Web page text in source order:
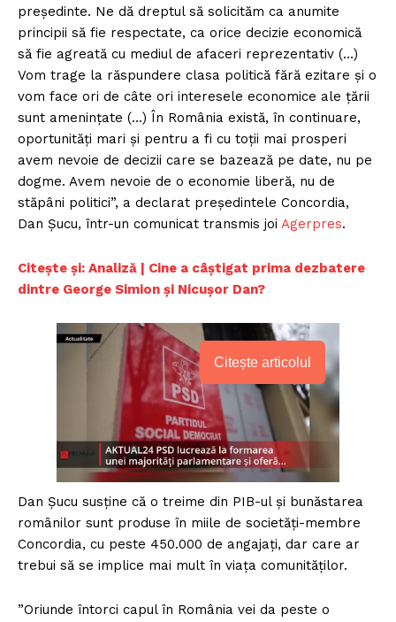
președinte. Ne dă dreptul să solicităm ca anumite
principii să fie respectate, ca orice decizie economică
să fie agreată cu mediul de afaceri reprezentativ (…)
Vom trage la răspundere clasa politică fără ezitare și o
vom face ori de câte ori interesele economice ale țării
sunt amenințate (…) În România există, în continuare,
oportunități mari și pentru a fi cu toții mai prosperi
avem nevoie de decizii care se bazează pe date, nu pe
dogme. Avem nevoie de o economie liberă, nu de
stăpâni politici”, a declarat președintele Concordia,
Dan Șucu, într-un comunicat transmis joi Agerpres.
Citește și: Analiză | Cine a câștigat prima dezbatere
dintre George Simion şi Nicuşor Dan?
Citește articolul
Dan Șucu susține că o treime din PIB-ul și bunăstarea
românilor sunt produse în miile de societăți-membre
Concordia, cu peste 450.000 de angajați, dar care ar
trebui să se implice mai mult în viața comunităților.
”Oriunde întorci capul în România vei da peste o